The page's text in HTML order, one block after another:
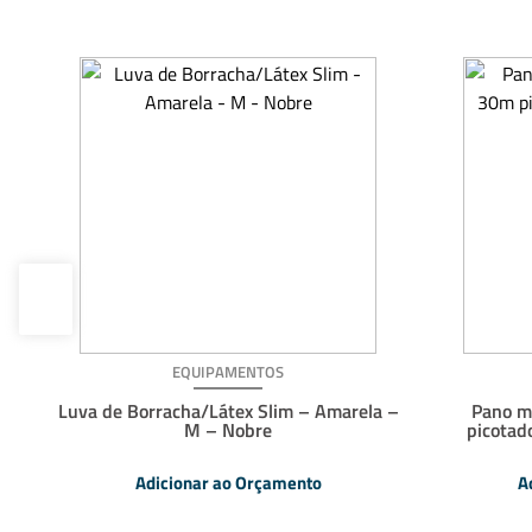
EQUIPAMENTOS
Luva de Borracha/Látex Slim – Amarela –
M – Nobre
Adicionar ao Orçamento
Pano